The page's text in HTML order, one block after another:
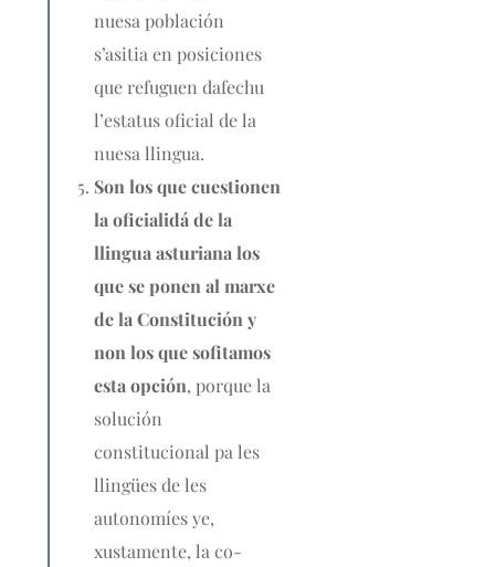
nuesa población
s’asitia en posiciones
que refuguen dafechu
l’estatus oficial de la
nuesa llingua.
Son los que cuestionen
la oficialidá de la
llingua asturiana los
que se ponen al marxe
de la Constitución y
non los que sofitamos
esta opción, porque la
solución
constitucional pa les
llingües de les
autonomíes ye,
xustamente, la co-